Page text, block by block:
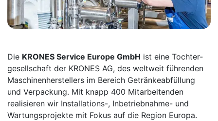
Die KRONES Service Europe GmbH ist eine Tochter­
gesellschaft der KRONES AG, des weltweit führenden
Maschinen­herstellers im Bereich Getränke­abfüllung
und Verpackung. Mit knapp 400 Mitarbei­tenden
realisieren wir Installations-, Inbetrieb­nahme- und
Wartungs­projekte mit Fokus auf die Region Europa.